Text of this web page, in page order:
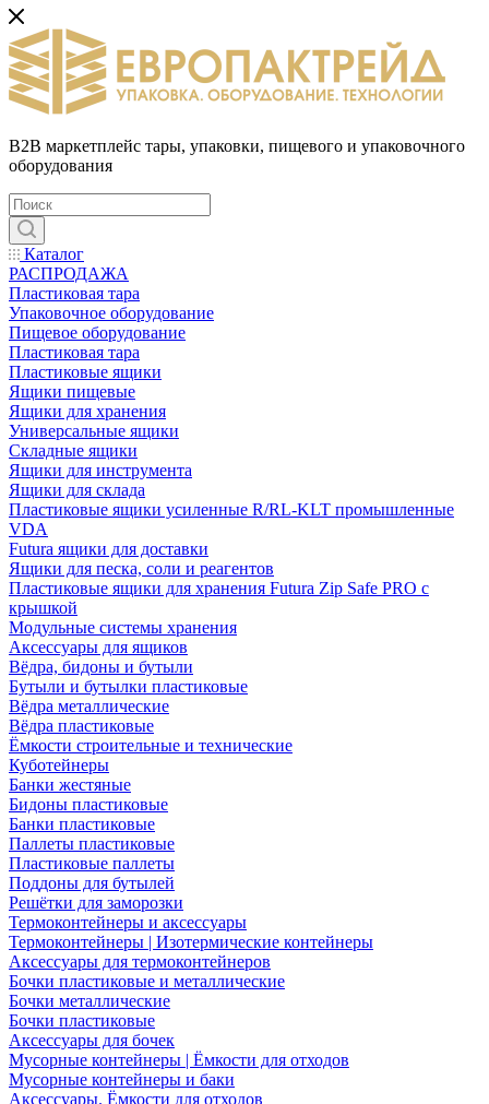
B2B маркетплейс тары, упаковки, пищевого и упаковочного
оборудования
Каталог
РАСПРОДАЖА
Пластиковая тара
Упаковочное оборудование
Пищевое оборудование
Пластиковая тара
Пластиковые ящики
Ящики пищевые
Ящики для хранения
Универсальные ящики
Складные ящики
Ящики для инструмента
Ящики для склада
Пластиковые ящики усиленные R/RL-KLT промышленные
VDA
Futura ящики для доставки
Ящики для песка, соли и реагентов
Пластиковые ящики для хранения Futura Zip Safe PRO с
крышкой
Модульные системы хранения
Аксессуары для ящиков
Вёдра, бидоны и бутыли
Бутыли и бутылки пластиковые
Вёдра металлические
Вёдра пластиковые
Ёмкости строительные и технические
Куботейнеры
Банки жестяные
Бидоны пластиковые
Банки пластиковые
Паллеты пластиковые
Пластиковые паллеты
Поддоны для бутылей
Решётки для заморозки
Термоконтейнеры и аксессуары
Термоконтейнеры | Изотермические контейнеры
Аксессуары для термоконтейнеров
Бочки пластиковые и металлические
Бочки металлические
Бочки пластиковые
Аксессуары для бочек
Мусорные контейнеры | Ёмкости для отходов
Мусорные контейнеры и баки
Аксессуары. Ёмкости для отходов